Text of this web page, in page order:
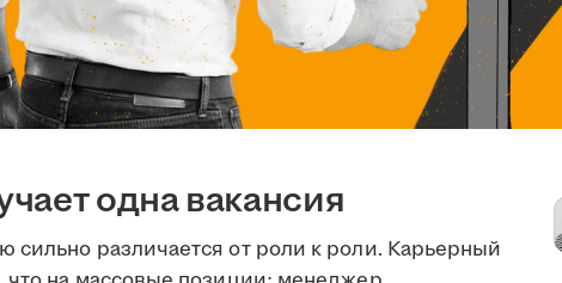
одна вакансия
сильно различается от роли к роли. Карьерный